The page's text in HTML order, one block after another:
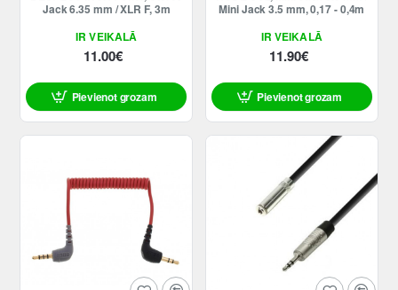
IR VEIKALĀ
Jack 6.35 mm / XLR F, 3m
11.00€
Pievienot grozam
IR VEIKALĀ
Mini Jack 3.5 mm, 0,17 - 0,4m
11.90€
Pievienot grozam